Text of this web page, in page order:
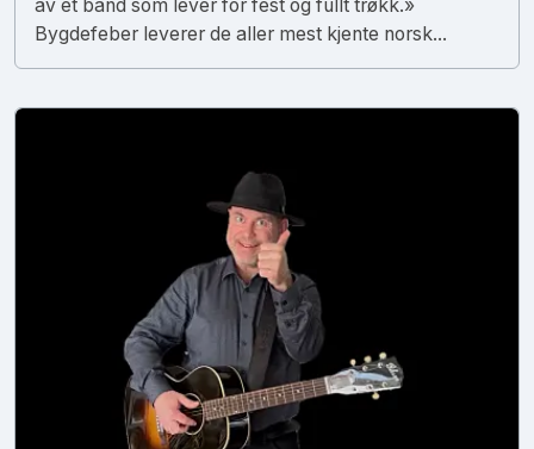
av et band som lever for fest og fullt trøkk.»
Bygdefeber leverer de aller mest kjente norsk...